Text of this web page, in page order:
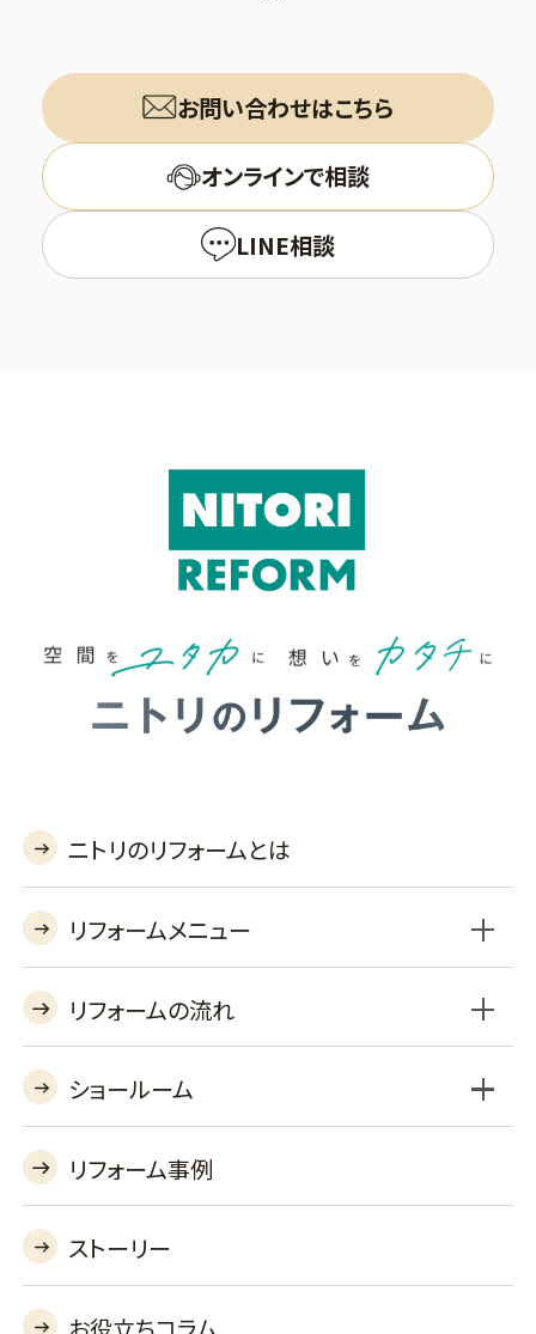
お問い合わせはこちら
オンラインで相談
LINE相談
ニトリのリフォームとは
リフォームメニュー
BSLプラン セレクトプラン
収納オプション 機器オプションを見る
あんしん保証
リフォームの流れ
工事対応エリア
ショールーム
リフォームショールーム
リフォーム事例
ストーリー